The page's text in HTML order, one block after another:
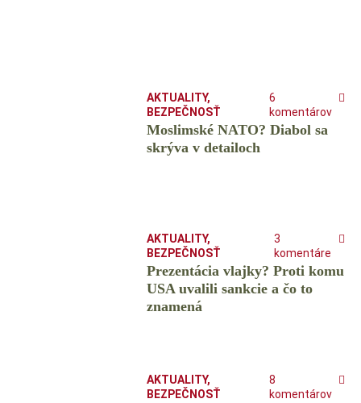
AKTUALITY,
BEZPEČNOSŤ
6
komentárov
Moslimské NATO? Diabol sa
skrýva v detailoch
AKTUALITY,
BEZPEČNOSŤ
3
komentáre
Prezentácia vlajky? Proti komu
USA uvalili sankcie a čo to
znamená
AKTUALITY,
BEZPEČNOSŤ
8
komentárov